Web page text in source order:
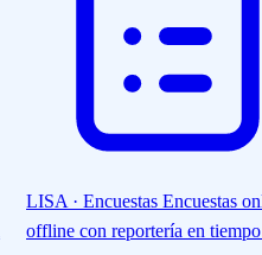
LISA · Encuestas Encuestas
offline con reportería en